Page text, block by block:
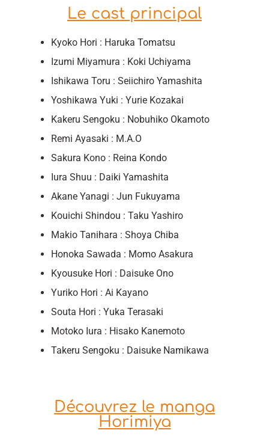
Le cast principal
Kyoko Hori : Haruka Tomatsu
Izumi Miyamura : Koki Uchiyama
Ishikawa Toru : Seiichiro Yamashita
Yoshikawa Yuki : Yurie Kozakai
Kakeru Sengoku : Nobuhiko Okamoto
Remi Ayasaki : M.A.O
Sakura Kono : Reina Kondo
Iura Shuu : Daiki Yamashita
Akane Yanagi : Jun Fukuyama
Kouichi Shindou : Taku Yashiro
Makio Tanihara : Shoya Chiba
Honoka Sawada : Momo Asakura
Kyousuke Hori : Daisuke Ono
Yuriko Hori : Ai Kayano
Souta Hori : Yuka Terasaki
Motoko Iura : Hisako Kanemoto
Takeru Sengoku : Daisuke Namikawa
Découvrez le manga
Horimiya